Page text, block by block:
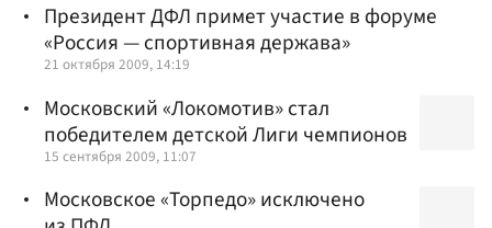
Президент ДФЛ примет участие в форуме
«Россия — спортивная держава»
21 октября 2009, 14:19
Московский «Локомотив» стал
победителем детской Лиги чемпионов
15 сентября 2009, 11:07
Московское «Торпедо» исключено